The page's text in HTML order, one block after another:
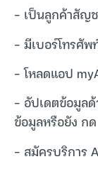
– เป็นลูกค้าสัญ
– มีเบอร์โทรศั
– โหลดแอป
– อัปเดตข้อมูล
ข้อมูลหรือยัง ก
– สมัครบริการ